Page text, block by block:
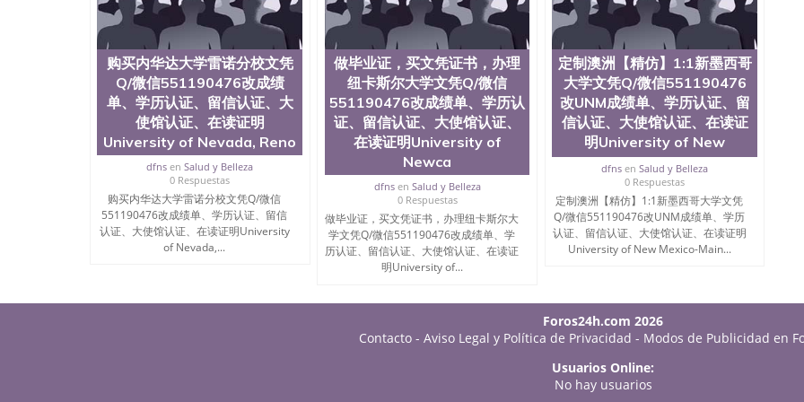
购买内华达大学雷诺分校文凭
Q/微信551190476改成绩
单、学历认证、留信认证、大
使馆认证、在读证明
University of Nevada, Reno
dfns enSalud y Belleza
0 Respuestas
购买内华达大学雷诺分校文凭Q/微信
551190476改成绩单、学历认证、留信
认证、大使馆认证、在读证明University
of Nevada,...
做毕业证，买文凭证书，办理
纽卡斯尔大学文凭Q/微信
551190476改成绩单、学历认
证、留信认证、大使馆认证、
在读证明University of
Newca
dfnsen Salud y Belleza
0 Respuestas
做毕业证，买文凭证书，办理纽卡斯尔大
学文凭Q/微信551190476改成绩单、学
历认证、留信认证、大使馆认证、在读证
明University of...
定制澳洲【精仿】1:1新墨西哥
大学文凭Q/微信551190476
改UNM成绩单、学历认证、留
信认证、大使馆认证、在读证
明University of New
dfns enSalud y Belleza
0 Respuestas
定制澳洲【精仿】1:1新墨西哥大学文凭
Q/微信551190476改UNM成绩单、学历
认证、留信认证、大使馆认证、在读证明
University of New Mexico-Main...
Foros24h.com 2026
Contacto - Aviso Legal y Política de Privacidad - Modos de Publicidad en
Usuarios Online:
No hay usuarios